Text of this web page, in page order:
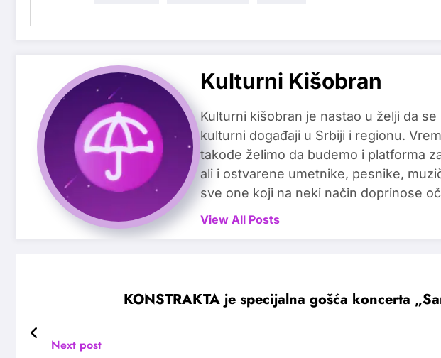
Kulturni Kišobran
Kulturni kišobran je nastao u želji da
kulturni događaji u Srbiji i regionu.
takođe želimo da budemo i platforma
ali i ostvarene umetnike, pesnike,
sve one koji na neki način doprinose
View All Posts
KONSTRAKTA je specijalna gošća koncerta
Next post